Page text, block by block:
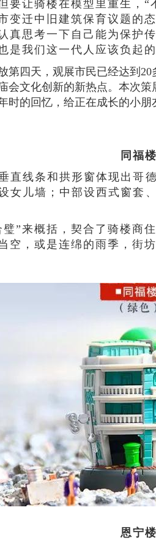
要让骑楼在模型里重生，
变迁中旧建筑保育议题的
真思考一下自己能为保护
是我们这一代人应该负起
第四天，观展市民已经达到
会文化创新的新热点。本次
时的回忆，给正在成长的小
同福楼
直线条和拱形窗体现出哥
女儿墙；中部设西式窗套
”来概括，契合了骑楼商
空，或是连绵的雨季，街
恩宁楼